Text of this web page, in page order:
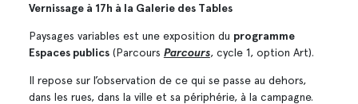
Vernissage à 17h à la Galerie des Tables
Paysages variables est une exposition du programme
Espaces publics(Parcours Parcours, cycle 1, option Art).
Il repose sur l’observation de ce qui se passe au dehors,
dans les rues, dans la ville et sa périphérie, à la campagne.